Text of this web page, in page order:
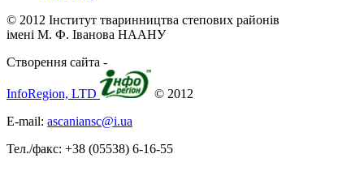
© 2012 Інститут тваринництва степових районів
імені М. Ф. Іванова НААНУ
Створення сайта -
InfoRegion, LTD
© 2012
E-mail: ascaniansc@i.ua
Тел./факс: +38 (05538) 6-16-55